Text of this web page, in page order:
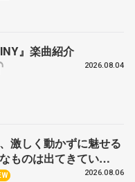
』楽曲紹介
2026.08.04
激しく動かずに魅せる
ものは出てきてい
ん〟と慕うレジェンド
2026.08.06